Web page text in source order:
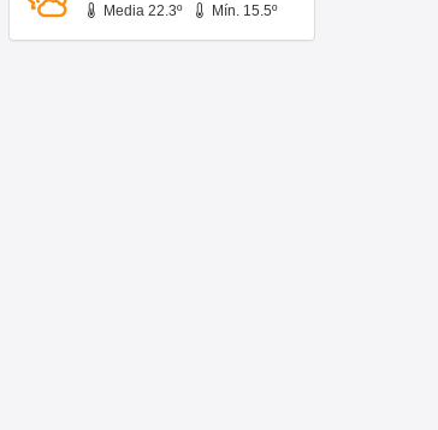
Media 22.3º
Mín. 15.5º